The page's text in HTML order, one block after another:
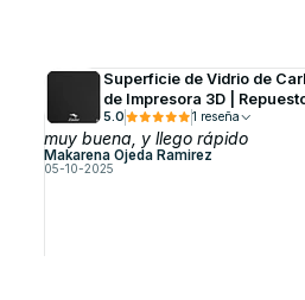
Superficie de Vidrio de
de Impresora 3D |
5.0 1 reseña
muy buena, y llego rápido
Makarena Ojeda Ramirez
05-10-2025